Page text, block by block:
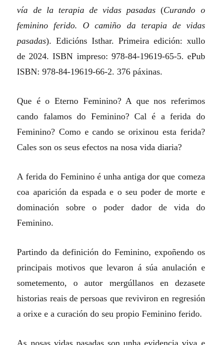
vía de la terapia de vidas pasadas (Curando o
feminino ferido. O camiño da terapia de vidas
pasadas). Edicións Isthar. Primeira edición: xullo
de 2024. ISBN impreso: 978-84-19619-65-5. ePub
ISBN: 978-84-19619-66-2. 376 páxinas.
Que é o Eterno Feminino? A que nos referimos
cando falamos do Feminino? Cal é a ferida do
Feminino? Como e cando se orixinou esta ferida?
Cales son os seus efectos na nosa vida diaria?
A ferida do Feminino é unha antiga dor que comeza
coa aparición da espada e o seu poder de morte e
dominación sobre o poder dador de vida do
Feminino.
Partindo da definición do Feminino, expoñendo os
principais motivos que levaron á súa anulación e
sometemento, o autor mergúllanos en dezasete
historias reais de persoas que reviviron en regresión
a orixe e a curación do seu propio Feminino ferido.
As nosas vidas pasadas son unha evidencia viva e